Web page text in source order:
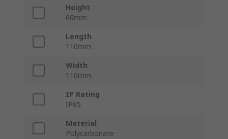
Height
66mm
Length
110mm
Width
110mm
IP Rating
IP65
Material
Polycarbonate